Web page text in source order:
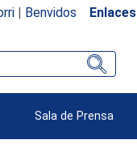
| Benvidos Enlaces
Sala de Prensa